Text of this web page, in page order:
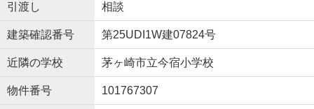
引渡し 相談
建築確認番号 第25UDI1W建07824号
近隣の学校 茅ヶ崎市立今宿小学校
物件番号 101767307